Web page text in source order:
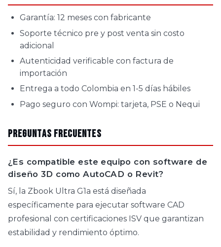
Garantía: 12 meses con fabricante
Soporte técnico pre y post venta sin costo
adicional
Autenticidad verificable con factura de
importación
Entrega a todo Colombia en 1-5 días hábiles
Pago seguro con Wompi: tarjeta, PSE o Nequi
Preguntas Frecuentes
¿Es compatible este equipo con software de
diseño 3D como AutoCAD o Revit?
Sí, la Zbook Ultra G1a está diseñada
específicamente para ejecutar software CAD
profesional con certificaciones ISV que garantizan
estabilidad y rendimiento óptimo.